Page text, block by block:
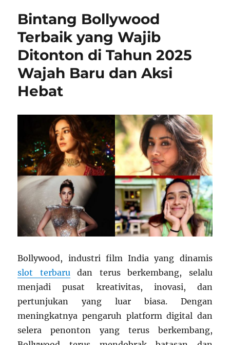
Bintang Bollywood
Terbaik yang Wajib
Ditonton di Tahun 2025
Wajah Baru dan Aksi
Hebat
Bollywood, industri film India yang dinamis
slot terbarudan terus berkembang, selalu
menjadi pusat kreativitas, inovasi, dan
pertunjukan yang luar biasa. Dengan
meningkatnya pengaruh platform digital dan
selera penonton yang terus berkembang,